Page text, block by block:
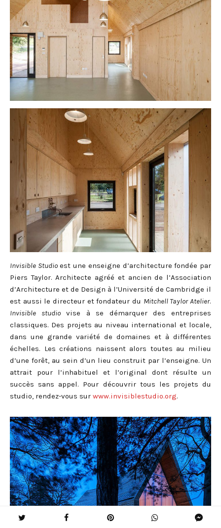
Invisible Studioest une enseigne d’architecture fondée par
Piers Taylor. Architecte agréé et ancien de l’Association
d’Architecture et de Design à l’Université de Cambridge il
est aussi le directeur et fondateur du Mitchell Taylor Atelier.
Invisible studiovise à se démarquer des entreprises
classiques. Des projets au niveau international et locale,
dans une grande variété de domaines et à différentes
échelles. Les créations naissent alors toutes au milieu
d’une forêt, au sein d’un lieu construit par l’enseigne. Un
attrait pour l’inhabituel et l’original dont résulte un
succès sans appel. Pour découvrir tous les projets du
studio, rendez-vous sur www.invisiblestudio.org.